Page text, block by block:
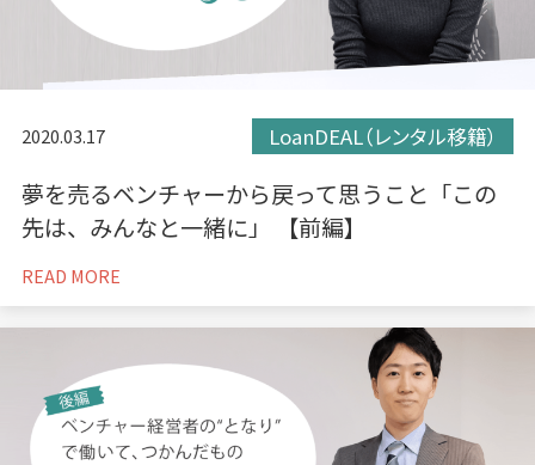
2020.03.17 LoanDEAL（レンタル移籍）
夢を売るベンチャーから戻って思うこと「この
先は、みんなと一緒に」 【前編】
READ MORE